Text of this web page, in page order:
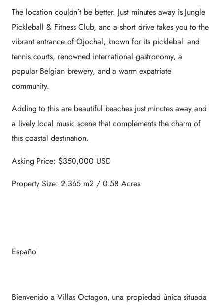
The location couldn’t be better. Just minutes away is Jungle
Pickleball & Fitness Club, and a short drive takes you to the
vibrant entrance of Ojochal, known for its pickleball and
tennis courts, renowned international gastronomy, a
popular Belgian brewery, and a warm expatriate
community.
Adding to this are beautiful beaches just minutes away and
a lively local music scene that complements the charm of
this coastal destination.
Asking Price: $350,000 USD
Property Size: 2.365 m2 / 0.58 Acres
Español
Bienvenido a Villas Octagon, una propiedad única situada